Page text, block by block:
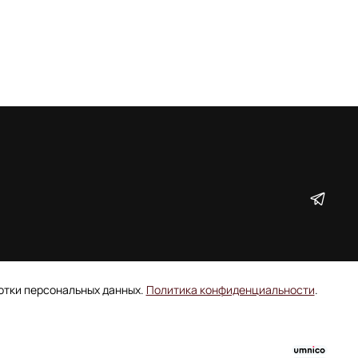
персональных данных. Политика конфиденциальности.